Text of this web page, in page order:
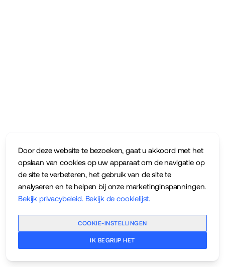
Door deze website te bezoeken, gaat u akkoord met het
opslaan van cookies op uw apparaat om de navigatie op
de site te verbeteren, het gebruik van de site te
analyseren en te helpen bij onze marketinginspanningen.
Bekijk privacybeleid. Bekijk de cookielijst.
COOKIE-INSTELLINGEN
IK BEGRIJP HET